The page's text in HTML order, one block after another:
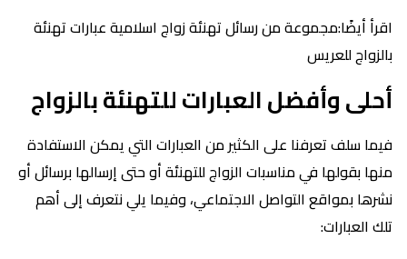
اقرأ أيضًا:مجموعة من رسائل تهنئة زواج اسلامية عبارات تهنئة
بالزواج للعريس
أحلى وأفضل العبارات للتهنئة بالزواج
فيما سلف تعرفنا على الكثير من العبارات التي يمكن الاستفادة
منها بقولها في مناسبات الزواج للتهنئة أو حتى إرسالها برسائل أو
نشرها بمواقع التواصل الاجتماعي، وفيما يلي نتعرف إلى أهم
تلك العبارات: